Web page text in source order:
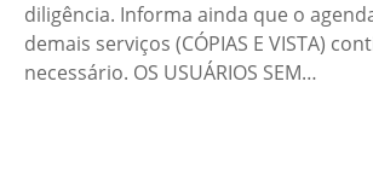
diligência. Informa ainda que o
demais serviços (CÓPIAS E VISTA)
necessário. OS USUÁRIOS SEM…